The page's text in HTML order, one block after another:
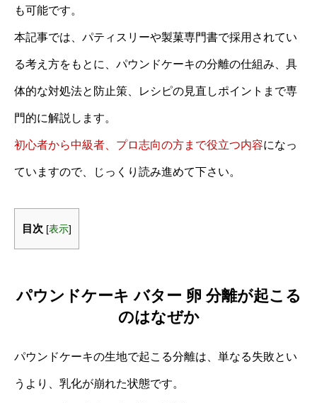
も可能です。
本記事では、パティスリーや製菓専門書で採用されてい
る考え方をもとに、パウンドケーキの分離の仕組み、具
体的な対処法と防止策、レシピの見直しポイントまで専
門的に解説します。
初心者から中級者、プロ志向の方まで役立つ内容になっ
ていますので、じっくり読み進めて下さい。
目次 [表示]
パウンドケーキ バター 卵 分離が起こる
のはなぜか
パウンドケーキの生地で起こる分離は、単なる失敗とい
うより、乳化が崩れた状態です。